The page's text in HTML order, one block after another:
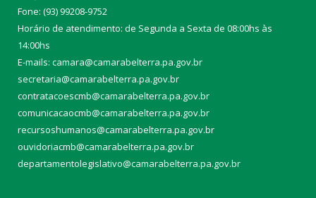
Fone: (93) 99208-9752
Horário de atendimento: de Segunda a Sexta de 08:00hs às
14:00hs
E-mails: camara@camarabelterra.pa.gov.br
secretaria@camarabelterra.pa.gov.br
contratacoescmb@camarabelterra.pa.gov.br
comunicacaocmb@camarabelterra.pa.gov.br
recursoshumanos@camarabelterra.pa.gov.br
ouvidoriacmb@camarabelterra.pa.gov.br
departamentolegislativo@camarabelterra.pa.gov.br